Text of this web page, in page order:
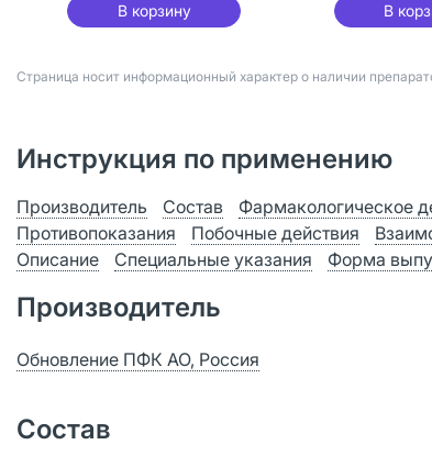
В корзину В
Страница носит информационный характер о наличии
Инструкция по применению
Производитель Состав Фармакологическое
Противопоказания
Побочные действия
Описание
Специальные указания Форма
Производитель
Обновление ПФК АО, Россия
Состав